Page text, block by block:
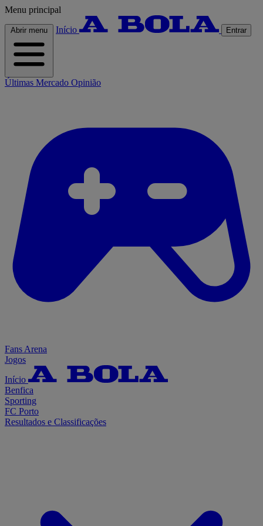
Menu principal
Abrir menu Início Entrar
Últimas Mercado Opinião
Fans Arena
Jogos
Início
Benfica
Sporting
FC Porto
Resultados e Classificações